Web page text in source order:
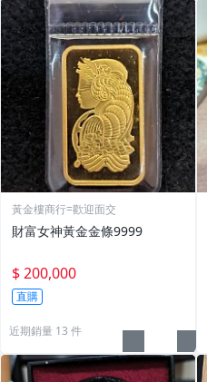
黃金樓商行=歡迎面交
財富女神黃金金條9999
$ 200,000
直購
近期銷量 13 件